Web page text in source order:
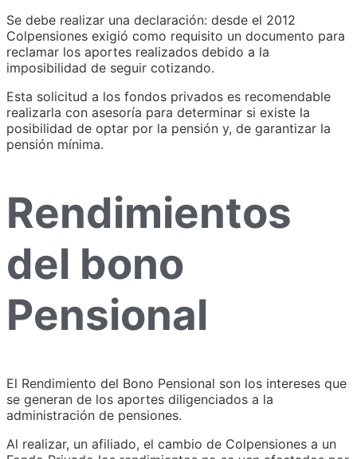
Se debe realizar una declaración: desde el 2012
Colpensiones exigió como requisito un documento para
reclamar los aportes realizados debido a la
imposibilidad de seguir cotizando.
Esta solicitud a los fondos privados es recomendable
realizarla con asesoría para determinar si existe la
posibilidad de optar por la pensión y, de garantizar la
pensión mínima.
Rendimientos
del bono
Pensional
El Rendimiento del Bono Pensional son los intereses que
se generan de los aportes diligenciados a la
administración de pensiones.
Al realizar, un afiliado, el cambio de Colpensiones a un